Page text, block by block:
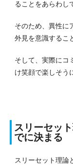
ることをあらわし
そのため、異性に
外見を意識するこ
そして、実際にコ
け笑顔で楽しそう
スリーセッ
でに決まる
スリーセット理論